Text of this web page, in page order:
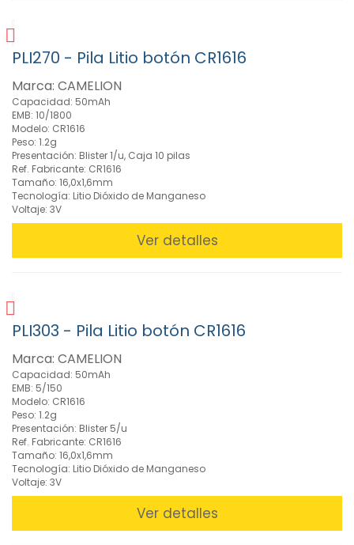
PLI270 - Pila Litio botón CR1616
Marca: CAMELION
Capacidad: 50mAh
EMB: 10/1800
Modelo: CR1616
Peso: 1.2g
Presentación: Blister 1/u, Caja 10 pilas
Ref. Fabricante: CR1616
Tamaño: 16,0x1,6mm
Tecnología: Litio Dióxido de Manganeso
Voltaje: 3V
Ver detalles
PLI303 - Pila Litio botón CR1616
Marca: CAMELION
Capacidad: 50mAh
EMB: 5/150
Modelo: CR1616
Peso: 1.2g
Presentación: Blister 5/u
Ref. Fabricante: CR1616
Tamaño: 16,0x1,6mm
Tecnología: Litio Dióxido de Manganeso
Voltaje: 3V
Ver detalles